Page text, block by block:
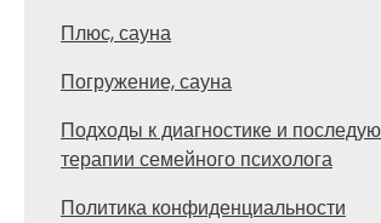
Плюс, сауна
Погружение, сауна
Подходы к диагностике и
терапии семейного психолога
Политика конфиденциальности